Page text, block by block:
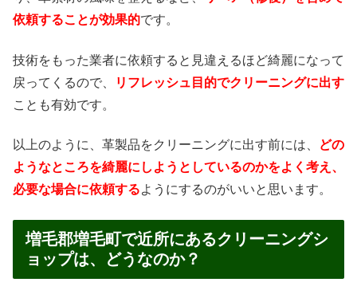
依頼することが効果的です。
技術をもった業者に依頼すると見違えるほど綺麗になって
戻ってくるので、
リフレッシュ目的でクリーニングに出す
ことも有効です。
以上のように、革製品をクリーニングに出す前には、
どの
ようなところを綺麗にしようとしているのかをよく考え、
必要な場合に依頼するようにするのがいいと思います。
増毛郡増毛町で近所にあるクリーニングシ
ョップは、どうなのか？